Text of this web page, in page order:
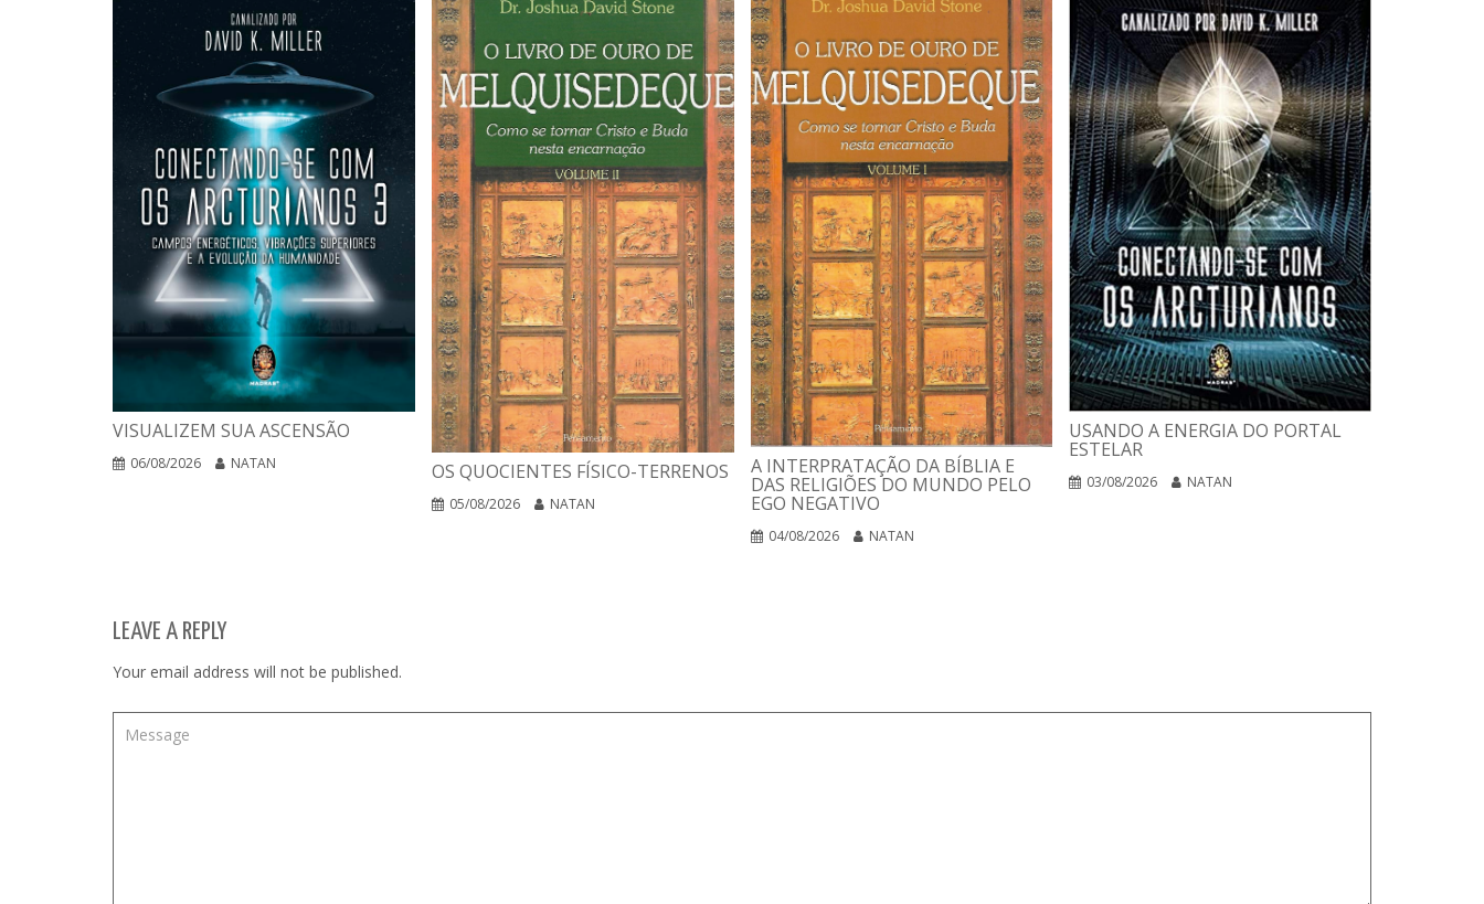
VISUALIZEM SUA ASCENSÃO
06/08/2026 NATAN OS QUOCIENTES FÍSICO-TERRENOS
05/08/2026 NATAN
A INTERPRATAÇÃO DA BÍBLIA E
DAS RELIGIÕES DO MUNDO PELO
EGO NEGATIVO
04/08/2026 NATAN
USANDO A ENERGIA DO PORTAL
ESTELAR
03/08/2026 NATAN
LEAVE A REPLY
Your email address will not be published.